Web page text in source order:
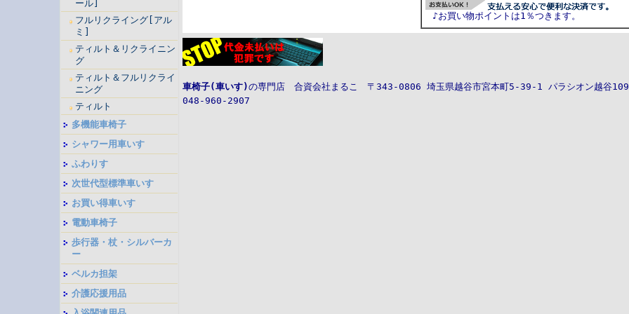
ール]
フルリクライング[アル
ミ]
ティルト＆リクライニン
グ
ティルト＆フルリクライ
ニング
ティルト
多機能車椅子
シャワー用車いす
ふわりす
次世代型標準車いす
お買い得車いす
電動車椅子
歩行器・杖・シルバーカ
ー
ベルカ担架
介護応援用品
♪お買い物ポイントは1％つきます。
車椅子(車いす)の専門店合資会社 まるこ 〒343-0806 埼玉県越谷市宮本町5-39-1 パラシオン越谷
048-960-2907